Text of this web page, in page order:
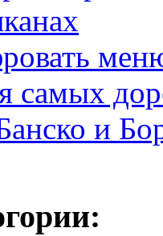
самых
и